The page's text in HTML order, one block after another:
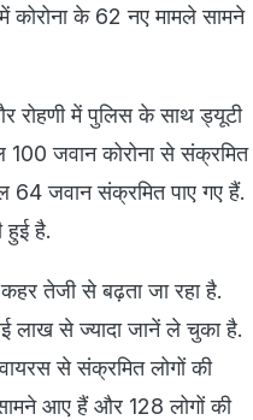
कोरोना के 62 नए मामले सामने
रोहणी में पुलिस के साथ ड्यूटी
जवान कोरोना से संक्रमित
जवान संक्रमित पाए गए हैं.
हुई है.
तेजी से बढ़ता जा रहा है.
लाख से ज्यादा जानें ले चुका है.
से संक्रमित लोगों की
आए हैं और 128 लोगों की